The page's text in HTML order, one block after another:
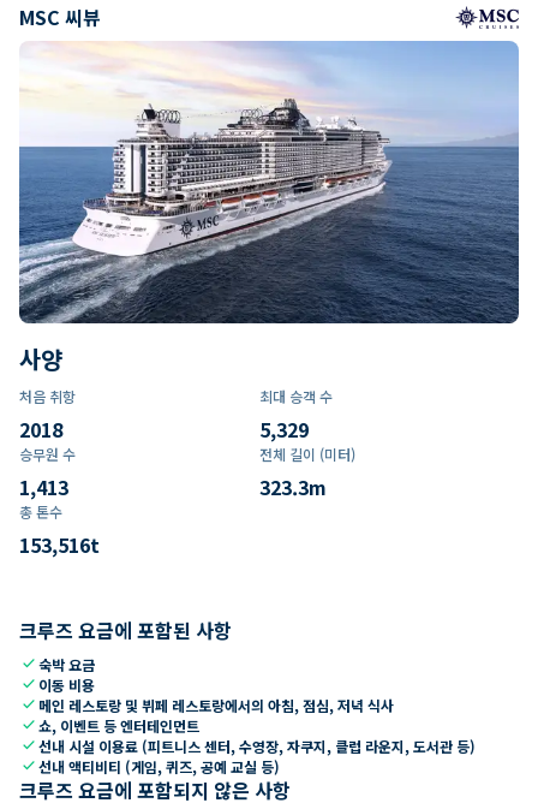
MSC 씨뷰
사양
처음 취항
2018
최대 승객 수
5,329
승무원 수
1,413
전체 길이 (미터)
323.3m
총 톤수
153,516t
크루즈 요금에 포함된 사항
check숙박 요금
check 이동 비용
check 메인 레스토랑 및 뷔페 레스토랑에서의 아침, 점심, 저녁 식사
check쇼, 이벤트 등 엔터테인먼트
check선내 시설 이용료 (피트니스 센터, 수영장, 자쿠지, 클럽 라운지, 도서관 등)
check선내 액티비티 (게임, 퀴즈, 공예 교실 등)
크루즈 요금에 포함되지 않은 사항